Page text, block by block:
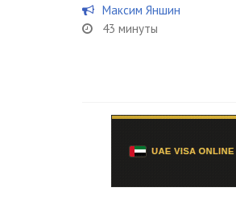
Максим Яншин
43 минуты